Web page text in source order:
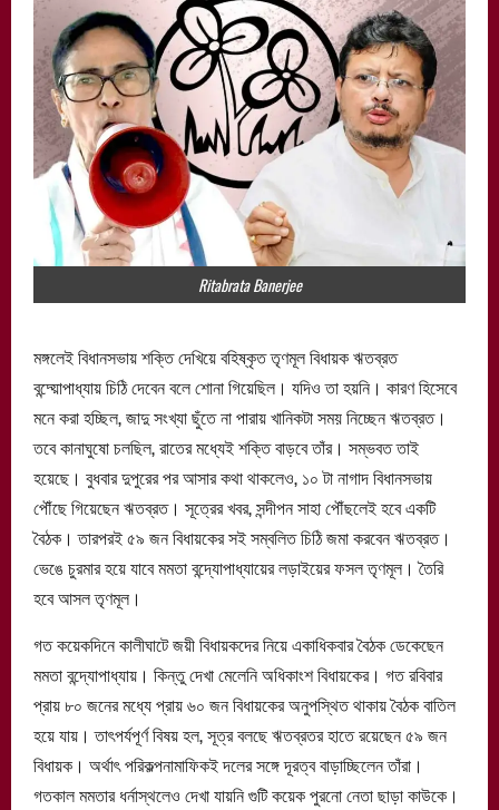
Ritabrata Banerjee
মঙ্গলেই বিধানসভায় শক্তি দেখিয়ে বহিষ্কৃত তৃণমূল বিধায়ক ঋতব্রত
বন্দ্য়োপাধ্যায় চিঠি দেবেন বলে শোনা গিয়েছিল। যদিও তা হয়নি। কারণ হিসেবে
মনে করা হচ্ছিল, জাদু সংখ্যা ছুঁতে না পারায় খানিকটা সময় নিচ্ছেন ঋতব্রত।
তবে কানাঘুষো চলছিল, রাতের মধ্যেই শক্তি বাড়বে তাঁর। সম্ভবত তাই
হয়েছে। বুধবার দুপুরের পর আসার কথা থাকলেও, ১০ টা নাগাদ বিধানসভায়
পৌঁছে গিয়েছেন ঋতব্রত। সূত্রের খবর, সন্দীপন সাহা পৌঁছলেই হবে একটি
বৈঠক। তারপরই ৫৯ জন বিধায়কের সই সম্বলিত চিঠি জমা করবেন ঋতব্রত।
ভেঙে চুরমার হয়ে যাবে মমতা বন্দ্যোপাধ্যায়ের লড়াইয়ের ফসল তৃণমূল। তৈরি
হবে আসল তৃণমূল।
গত কয়েকদিনে কালীঘাটে জয়ী বিধায়কদের নিয়ে একাধিকবার বৈঠক ডেকেছেন
মমতা বন্দ্যোপাধ্যায়। কিন্তু দেখা মেলেনি অধিকাংশ বিধায়কের। গত রবিবার
প্রায় ৮০ জনের মধ্যে প্রায় ৬০ জন বিধায়কের অনুপস্থিত থাকায় বৈঠক বাতিল
হয়ে যায়। তাৎপর্যপূর্ণ বিষয় হল, সূত্র বলছে ঋতব্রতর হাতে রয়েছেন ৫৯ জন
বিধায়ক। অর্থাৎ পরিকল্পনামাফিকই দলের সঙ্গে দূরত্ব বাড়াচ্ছিলেন তাঁরা।
গতকাল মমতার ধর্নাস্থলেও দেখা যায়নি গুটি কয়েক পুরনো নেতা ছাড়া কাউকে।